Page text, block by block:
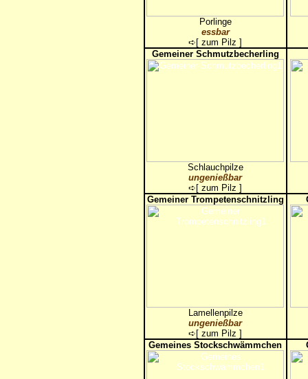
Porlinge
essbar
➪[ zum Pilz ]
Gemeiner Schmutzbecherling
Schlauchpilze
ungenießbar
➪[ zum Pilz ]
Gemeiner Trompetenschnitzling
Lamellenpilze
ungenießbar
➪[ zum Pilz ]
Gemeines Stockschwämmchen